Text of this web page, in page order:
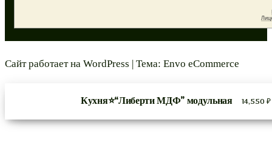
Сайт работает на WordPress | Тема: Envo eCommerce
Кухня⭐“Либерти МДФ” модульная 14,550 ₽